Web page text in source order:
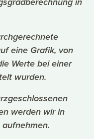
eine Grafik, von
Werte bei einer
wurden.
werden wir in